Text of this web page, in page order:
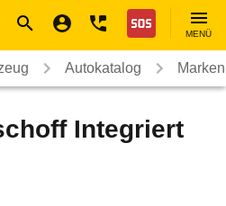
Nothilfe
MENÜ
Autokatalog
Integriert